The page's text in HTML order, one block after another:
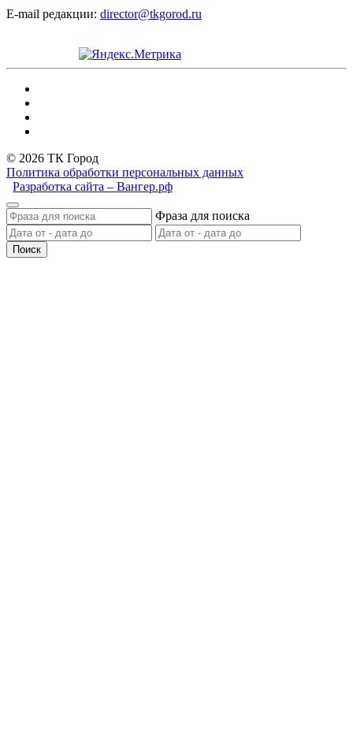
E-mail редакции: director@tkgorod.ru
© 2026 ТК Город
Политика обработки персональных данных
Разработка сайта – Вангер.рф
Фраза для поиска
Поиск